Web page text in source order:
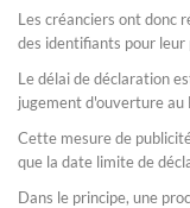
Les créanciers ont donc
des identifiants pour
Le délai de déclaration
jugement d'ouverture au
Cette mesure de
que la date limite de
Dans le principe, une